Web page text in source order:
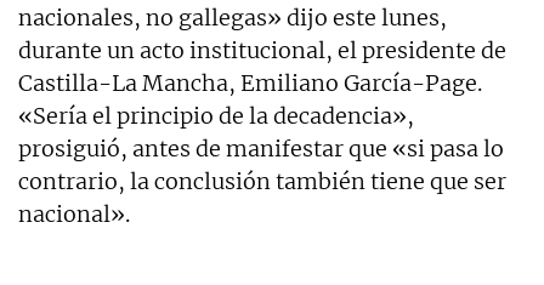
nacionales, no gallegas» dijo este lunes,
durante un acto institucional, el presidente de
Castilla-La Mancha, Emiliano García-Page.
«Sería el principio de la decadencia»,
prosiguió, antes de manifestar que «si pasa lo
contrario, la conclusión también tiene que ser
nacional».